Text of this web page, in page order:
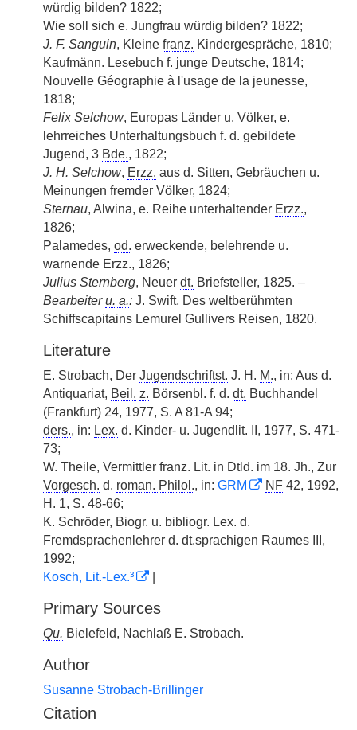
würdig bilden? 1822;
Wie soll sich e. Jungfrau würdig bilden? 1822;
J. F. Sanguin, Kleine franz. Kindergespräche, 1810;
Kaufmänn. Lesebuch f. junge Deutsche, 1814;
Nouvelle Géographie à l'usage de la jeunesse,
1818;
Felix Selchow, Europas Länder u. Völker, e.
lehrreiches Unterhaltungsbuch f. d. gebildete
Jugend, 3 Bde., 1822;
J. H. Selchow, Erzz. aus d. Sitten, Gebräuchen u.
Meinungen fremder Völker, 1824;
Sternau, Alwina, e. Reihe unterhaltender Erzz.,
1826;
Palamedes, od. erweckende, belehrende u.
warnende Erzz., 1826;
Julius Sternberg, Neuer dt. Briefsteller, 1825. –
Bearbeiteru. a.: J. Swift, Des weltberühmten
Schiffscapitains Lemurel Gullivers Reisen, 1820.
Literature
E. Strobach, Der Jugendschriftst. J. H. M., in: Aus d.
Antiquariat, Beil. z. Börsenbl. f. d. dt. Buchhandel
(Frankfurt) 24, 1977, S. A 81-A 94;
ders., in: Lex. d. Kinder- u. Jugendlit. II, 1977, S. 471-
73;
W. Theile, Vermittler franz. Lit. in Dtld. im 18. Jh., Zur
Vorgesch. d. roman. Philol., in: GRM NF 42, 1992,
H. 1, S. 48-66;
K. Schröder, Biogr. u. bibliogr. Lex. d.
Fremdsprachenlehrer d. dt.sprachigen Raumes III,
1992;
Kosch, Lit.-Lex.³
Primary Sources
Qu. Bielefeld, Nachlaß E. Strobach.
Author
Susanne Strobach-Brillinger
Citation